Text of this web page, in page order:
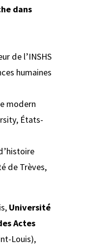
dans
de l’INSHS
humaines
modern
États-
de Trèves,
Université
Actes
Louis),